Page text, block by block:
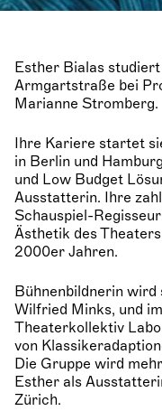
Esther Bialas
Armgartstraße bei
Marianne Stromberg.
Ihre Kariere startet
in Berlin und
und Low Budget
Ausstatterin. Ihre
Schauspiel-
Ästhetik des
2000er Jahren.
Bühnenbildnerin wird
Wilfried Minks, und
Theaterkollektiv
von
Die Gruppe wird
Esther als
Zürich.